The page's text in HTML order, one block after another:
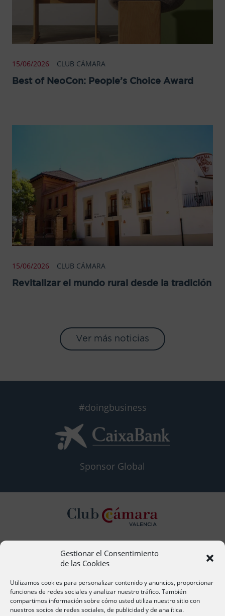
Gestionar el Consentimiento
de las Cookies
Utilizamos cookies para personalizar contenido y anuncios, proporcionar
funciones de redes sociales y analizar nuestro tráfico. También
compartimos información sobre cómo usted utiliza nuestro sitio con
nuestros socios de redes sociales, de publicidad y de analítica.
15/06/2026 CLUB CÁMARA
Best of NeoCon: People’s Choice Award
15/06/2026 CLUB CÁMARA
Revitalizar el mundo rural desde la tradición
Ver más noticias
#doingbusiness
Sponsor Global
Contacto
acervera@camaravalencia.com
961 366 212